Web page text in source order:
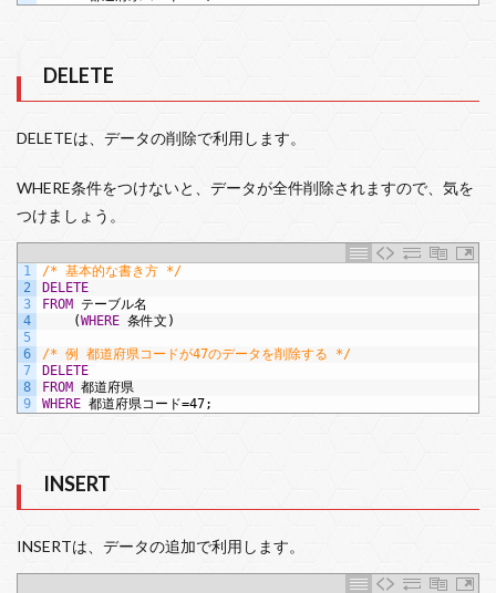
DELETE
DELETEは、データの削除で利用します。
WHERE条件をつけないと、データが全件削除されますので、気を
つけましょう。
1
2
3
4
5
6
7
8
9
/* 基本的な書き方 */
DELETE
FROM テーブル名
(WHERE 条件文)
/* 例 都道府県コードが47のデータを削除する */
DELETE
FROM 都道府県
WHERE 都道府県コード=47;
INSERT
INSERTは、データの追加で利用します。